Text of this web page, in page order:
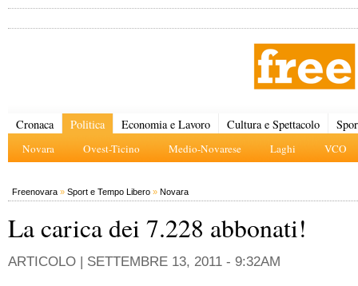
Cronaca Politica
Novara Ovest-Ticino Medio-Novarese Laghi VCO
Economia e Lavoro Cultura e Spettacolo
Freenovara » Sport e Tempo Libero » Novara
La carica dei 7.228 abbonati!
ARTICOLO | SETTEMBRE 13, 2011 - 9:32AM